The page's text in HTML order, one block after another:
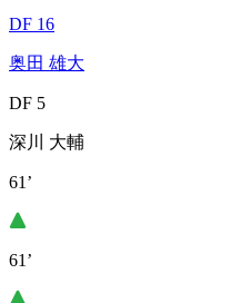
DF 16
奥田 雄大
DF 5
深川 大輔
61’
61’